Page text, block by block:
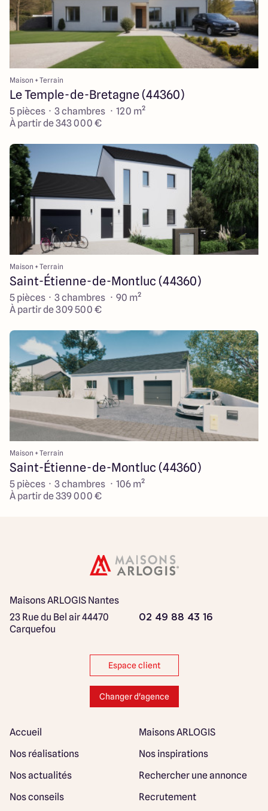
Maison + Terrain
Le Temple-de-Bretagne (44360)
5 pièces · 3 chambres · 120 m²
À partir de 343 000 €
Maison + Terrain
Saint-Étienne-de-Montluc (44360)
5 pièces · 3 chambres · 90 m²
À partir de 309 500 €
Maison + Terrain
Saint-Étienne-de-Montluc (44360)
5 pièces · 3 chambres · 106 m²
À partir de 339 000 €
Maisons ARLOGIS Nantes
23 Rue du Bel air44470
Carquefou
02 49 88 43 16
Espace client
Changer d'agence
Accueil
Maisons ARLOGIS
Nos réalisations
Nos inspirations
Nos actualités
Rechercher une annonce
Nos conseils
Recrutement